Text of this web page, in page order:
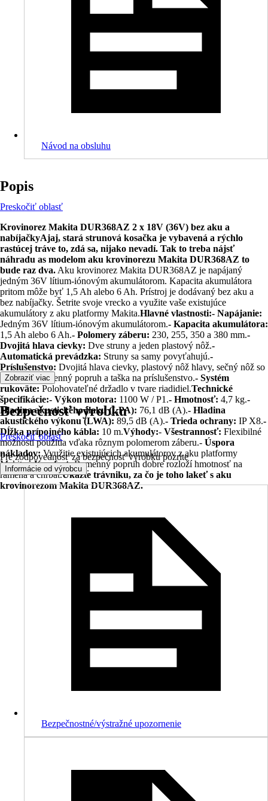
Návod na obsluhu
Popis
Preskočiť oblasť
Krovinorez Makita DUR368AZ 2 x 18V (36V) bez aku a
nabíjačkyAjaj, stará strunová kosačka je vybavená a rýchlo
rastúcej tráve to, zdá sa, nijako nevadí. Tak to treba nájsť
náhradu as modelom aku krovinorezu Makita DUR368AZ to
bude raz dva. Aku krovinorez Makita DUR368AZ je napájaný
jedným 36V lítium-iónovým akumulátorom. Kapacita akumulátora
pritom môže byť 1,5 Ah alebo 6 Ah. Prístroj je dodávaný bez aku a
bez nabíjačky. Šetrite svoje vrecko a využite vaše existujúce
akumulátory z aku platformy Makita.Hlavné vlastnosti:- Napájanie:
Jedným 36V lítium-iónovým akumulátorom.- Kapacita akumulátora:
1,5 Ah alebo 6 Ah.- Polomery záberu: 230, 255, 350 a 380 mm.-
Dvojitá hlava cievky: Dve struny a jeden plastový nôž.-
Automatická prevádzka: Struny sa samy povyťahujú.-
Príslušenstvo: Dvojitá hlava cievky, plastový nôž hlavy, sečný nôž so
4 zubami, ramenný popruh a taška na príslušenstvo.- Systém
rukoväte: Polohovateľné držadlo v tvare riadidiel.Technické
špecifikácie:- Výkon motora: 1100 W / P1.- Hmotnosť: 4,7 kg.-
Hladina akustického tlaku (LPA): 76,1 dB (A).- Hladina
akustického výkonu (LWA): 89,5 dB (A).- Trieda ochrany: IP X8.-
Dĺžka prípojného kábla: 10 m.Výhody:- Všestrannosť: Flexibilné
možnosti použitia vďaka rôznym polomerom záberu.- Úspora
nákladov:Využitie existujúcich akumulátorov z aku platformy
Makita.-Komfort:Ramenný popruh dobre rozloží hmotnosť na
ramená a chrbát.Ukážte trávniku, za čo je toho lakeť s aku
krovinorezom Makita DUR368AZ.
Zobraziť viac
Bezpečnosť výrobku
Preskočiť oblasť
Pre zodpovednosť za bezpečnosť výrobku pozrite
Informácie od výrobcu .
Bezpečnostné/výstražné upozornenie